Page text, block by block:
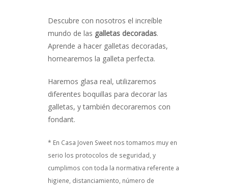
Descubre con nosotros el increíble
mundo de las galletas decoradas.
Aprende a hacer galletas decoradas,
hornearemos la galleta perfecta.
Haremos glasa real, utilizaremos
diferentes boquillas para decorar las
galletas, y también decoraremos con
fondant.
* En Casa Joven Sweet nos tomamos muy en
serio los protocolos de seguridad, y
cumplimos con toda la normativa referente a
higiene, distanciamiento, número de